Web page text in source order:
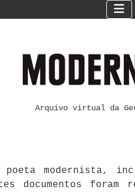
Arquivo virtual da
modernista,
documentos